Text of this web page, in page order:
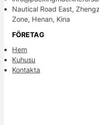
Nautical Road East,
Zone, Henan, Kina
FÖRETAG
Hem
Kuhusu
Kontakta